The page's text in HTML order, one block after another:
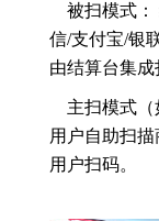
被扫模式
信/支付宝/银
由结算台集成
主扫模式（
用户自助扫
用户扫码。